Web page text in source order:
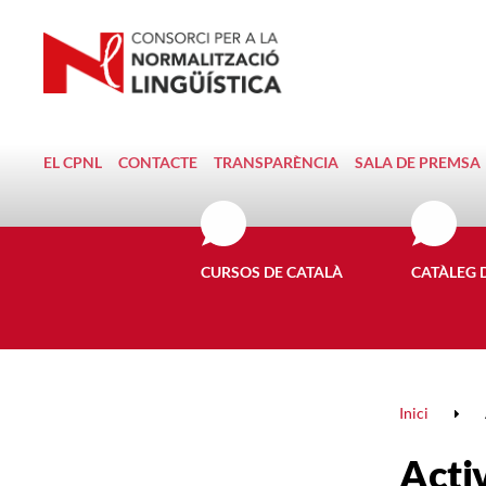
EL CPNL CONTACTE TRANSPARÈNCIA SALA DE PREMSA
CURSOS DE CATALÀ CATÀLEG
Inici